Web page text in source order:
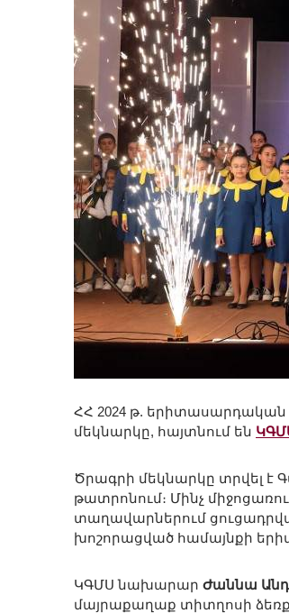
ՀՀ 2024 թ.
մեկնարկը, հայտնում են
Ծրագրի մեկնարկը տրվել
թատրոնում։ Մինչ
տաղավարներում
խոշորացված համայնքի
ԿԳՄՍ նախարար Ժաննա
մայրաքաղաք տիտղոսի